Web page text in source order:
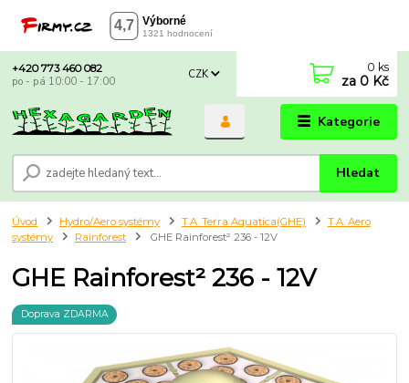
Kategorie
CZK
Hledat
+420 773 460 082
po - pá 10:00 - 17:00
0 ks
za 0 Kč
Úvod Hydro/Aero systémy T.A. Terra Aquatica(GHE)
T.A. Aero
systémy
Rainforest GHE Rainforest² 236 - 12V
GHE Rainforest² 236 - 12V
Doprava ZDARMA